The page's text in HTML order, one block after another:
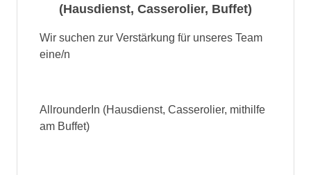
(Hausdienst, Casserolier, Buffet)
Wir suchen zur Verstärkung für unseres Team
eine/n
AllrounderIn (Hausdienst, Casserolier, mithilfe
am Buffet)